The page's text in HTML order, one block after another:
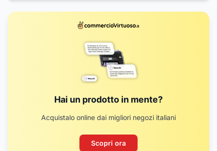
Hai un prodotto in mente?
Acquistalo online dai migliori negozi italiani
Scopri ora